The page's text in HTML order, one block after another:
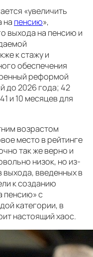
«увеличить
на пенсию»,
выхода на пенсию и
к стажу и
обеспечения
реформой
до 2026 года; 42
и 10 месяцев для
возрастом
место в рейтинге
так же верно и
низок, но из-
выхода, введенных в
к созданию
пенсию» с
категории, в
настоящий хаос.